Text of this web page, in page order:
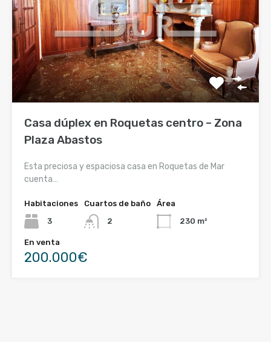
Casa dúplex en Roquetas centro – Zona
Plaza Abastos
Esta preciosa y espaciosa casa en Roquetas de Mar
cuenta…
Habitaciones
3
Cuartos de baño
2
Área
230 m²
En venta
200.000€